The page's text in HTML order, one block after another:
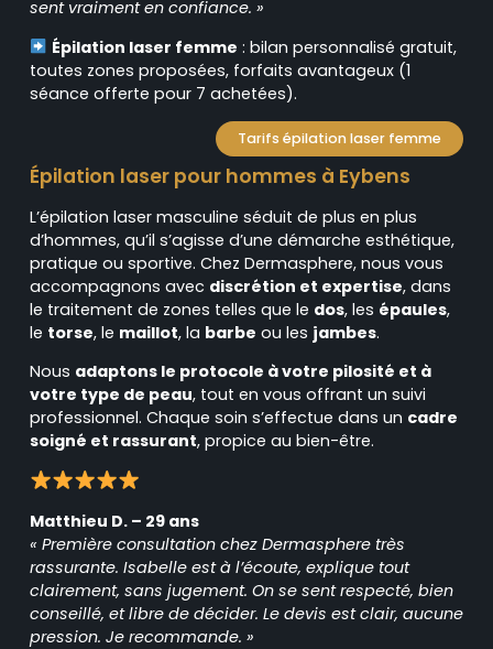
sent vraiment en confiance. »
Épilation laser femme : bilan personnalisé gratuit,
toutes zones proposées, forfaits avantageux (1
séance offerte pour 7 achetées).
Tarifs épilation laser femme
Épilation laser pour hommes à Eybens
L’épilation laser masculine séduit de plus en plus
d’hommes, qu’il s’agisse d’une démarche esthétique,
pratique ou sportive. Chez Dermasphere, nous vous
accompagnons avec discrétion et expertise, dans
le traitement de zones telles que le dos, les épaules,
le torse, le maillot, la barbe ou les jambes.
Nous adaptons le protocole à votre pilosité et à
votre type de peau, tout en vous offrant un suivi
professionnel. Chaque soin s’effectue dans un cadre
soigné et rassurant, propice au bien-être.
Matthieu D. – 29 ans
« Première consultation chez Dermasphere très
rassurante. Isabelle est à l’écoute, explique tout
clairement, sans jugement. On se sent respecté, bien
conseillé, et libre de décider. Le devis est clair, aucune
pression. Je recommande. »